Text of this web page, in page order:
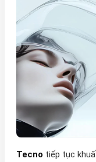
Tecno tiếp tục